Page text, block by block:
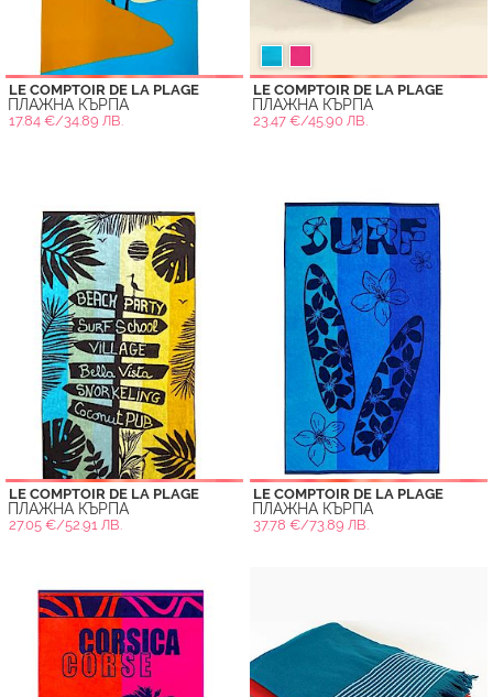
LE COMPTOIR DE LA PLAGE
ПЛАЖНА КЪРПА
17.84 €/34.89 ЛВ.
LE COMPTOIR DE LA PLAGE
ПЛАЖНА КЪРПА
23.47 €/45.90 ЛВ.
LE COMPTOIR DE LA PLAGE
ПЛАЖНА КЪРПА
27.05 €/52.91 ЛВ.
LE COMPTOIR DE LA PLAGE
ПЛАЖНА КЪРПА
37.78 €/73.89 ЛВ.